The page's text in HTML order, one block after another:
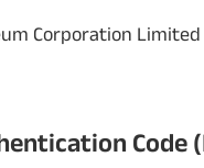
Corporation Limited
Code